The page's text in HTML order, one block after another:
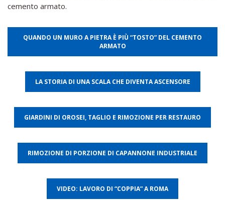
cemento armato.
QUANDO UN MURO A PIETRA È PIÙ “TOSTO” DEL CEMENTO
ARMATO
LA STORIA DI UNA SCALA CHE DIVENTA ASCENSORE
GIARDINI DI OROSEI, TAGLIO E RIMOZIONE PER RESTAURO
RIMOZIONE DI PORZIONE DI CAPANNONE INDUSTRIALE
VIDEO: LAVORO DI “COPPIA” A ROMA